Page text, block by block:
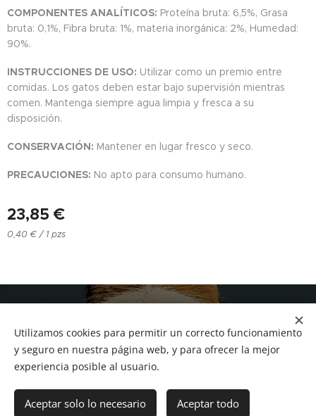
COMPONENTES ANALÍTICOS: Proteína bruta: 6,5%, Grasa
bruta: 0,1%, Fibra bruta: 1%, materia inorgánica: 2%, Humedad:
90%.
INSTRUCCIONES DE USO: Utilizar como un premio entre
comidas. Los gatos deben estar bajo supervisión mientras
comen. Mantenga siempre agua limpia y fresca a su
disposición.
CONSERVACIÓN: Mantener en lugar fresco y seco.
PRECAUCIONES: No apto para consumo humano.
23,85 €
0,40 € / 1 pzs
Añadir a la cesta
Tf.666351543
Utilizamos cookies para permitir un correcto funcionamiento
y seguro en nuestra página web, y para ofrecer la mejor
experiencia posible al usuario.
Aceptar solo lo necesario Aceptar todo